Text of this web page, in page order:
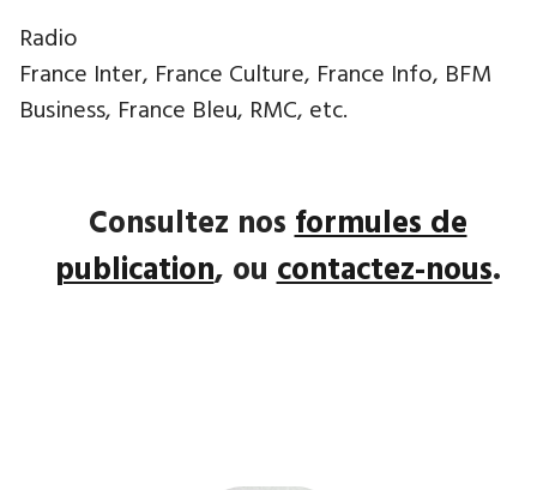
Radio
France Inter, France Culture, France Info, BFM
Business, France Bleu, RMC, etc.
Consultez nosformules de
publication, oucontactez-nous.